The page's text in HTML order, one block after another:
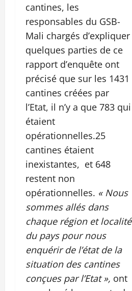
cantines, les
responsables du GSB-
Mali chargés d’expliquer
quelques parties de ce
rapport d’enquête ont
précisé que sur les 1431
cantines créées par
l’Etat, il n’y a que 783 qui
étaient
opérationnelles.25
cantines étaient
inexistantes, et 648
restent non
opérationnelles. « Nous
sommes allés dans
chaque région et localité
du pays pour nous
enquérir de l’état de la
situation des cantines
conçues par l’Etat », ont